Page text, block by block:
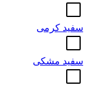
سفید کرمی
سفید مشکی